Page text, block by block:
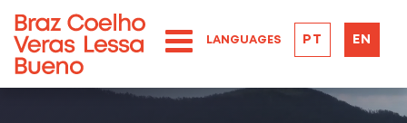
LANGUAGES PT EN